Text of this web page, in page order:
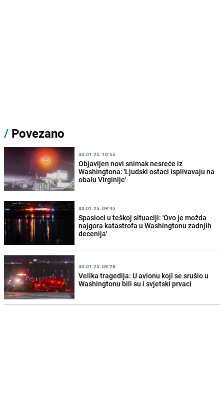
/ Povezano
30.01.25. 10:55
Objavljen novi snimak nesreće iz
Washingtona: 'Ljudski ostaci isplivavaju na
obalu Virginije'
30.01.25. 09:45
Spasioci u teškoj situaciji: 'Ovo je možda
najgora katastrofa u Washingtonu zadnjih
decenija'
30.01.25. 09:28
Velika tragedija: U avionu koji se srušio u
Washingtonu bili su i svjetski prvaci